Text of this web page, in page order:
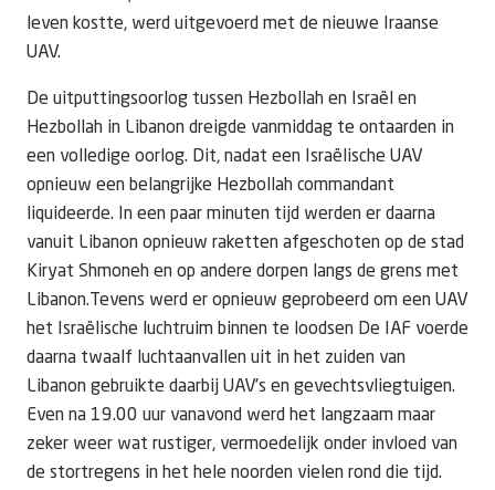
leven kostte, werd uitgevoerd met de nieuwe Iraanse
UAV.
De uitputtingsoorlog tussen Hezbollah en Israël en
Hezbollah in Libanon dreigde vanmiddag te ontaarden in
een volledige oorlog. Dit, nadat een Israëlische UAV
opnieuw een belangrijke Hezbollah commandant
liquideerde. In een paar minuten tijd werden er daarna
vanuit Libanon opnieuw raketten afgeschoten op de stad
Kiryat Shmoneh en op andere dorpen langs de grens met
Libanon.Tevens werd er opnieuw geprobeerd om een UAV
het Israëlische luchtruim binnen te loodsen De IAF voerde
daarna twaalf luchtaanvallen uit in het zuiden van
Libanon gebruikte daarbij UAV’s en gevechtsvliegtuigen.
Even na 19.00 uur vanavond werd het langzaam maar
zeker weer wat rustiger, vermoedelijk onder invloed van
de stortregens in het hele noorden vielen rond die tijd.